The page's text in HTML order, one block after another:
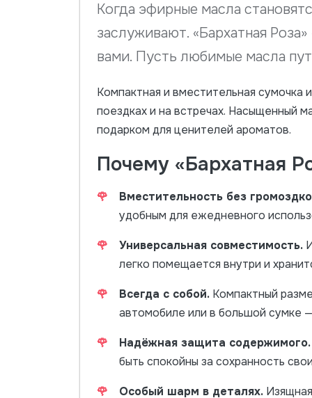
Когда эфирные масла
заслуживают. «Бархатная
вами. Пусть любимые масла
Компактная и вместительная
поездках и на встречах. Насыщенный
подарком для ценителей ароматов.
Почему «Бархатная
🌹 Вместительность без
удобным для ежедневного
🌹 Универсальная совместимость.
легко помещается внутри и
🌹 Всегда с собой. Компактный
автомобиле или в большой сумке
🌹 Надёжная защита содержимого.
быть спокойны за сохранность
🌹 Особый шарм в деталях.